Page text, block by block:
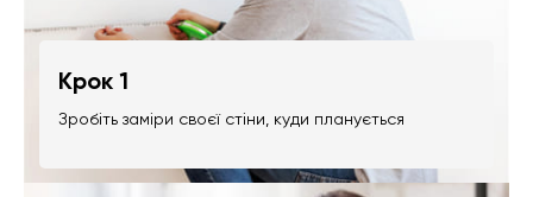
Крок 1
Зробіть заміри своєї стіни, куди планується